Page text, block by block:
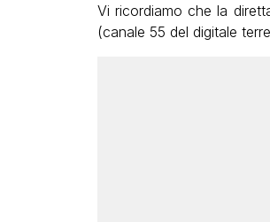
Vi ricordiamo che la
(canale 55 del digitale